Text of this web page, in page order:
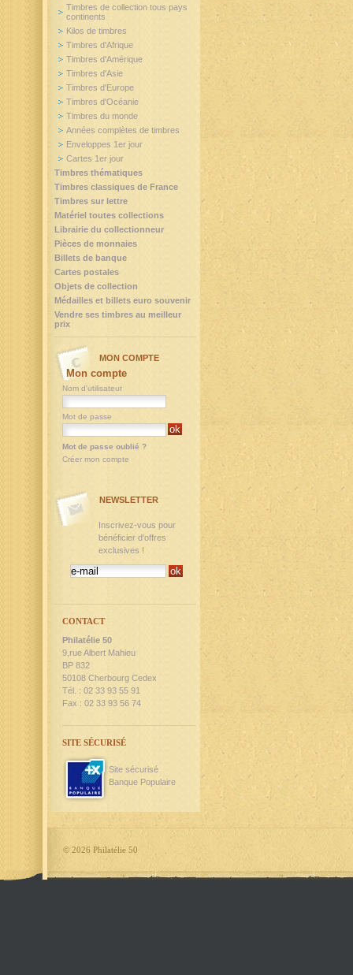
Timbres de collection tous pays
continents
Kilos de timbres
Timbres d'Afrique
Timbres d'Amérique
Timbres d'Asie
Timbres d'Europe
Timbres d'Océanie
Timbres du monde
Années complètes de timbres
Enveloppes 1er jour
Cartes 1er jour
Timbres thématiques
Timbres classiques de France
Timbres sur lettre
Matériel toutes collections
Librairie du collectionneur
Pièces de monnaies
Billets de banque
Cartes postales
Objets de collection
Médailles et billets euro souvenir
Vendre ses timbres au meilleur
prix
MON COMPTE
Mon compte
Nom d'utilisateur
Mot de passe
Mot de passe oublié ?
Créer mon compte
NEWSLETTER
Inscrivez-vous pour
bénéficier d'offres
exclusives !
CONTACT
Philatélie 50
9,rue Albert Mahieu
BP 832
50108 Cherbourg Cedex
Tél. : 02 33 93 55 91
Fax : 02 33 93 56 74
SITE SÉCURISÉ
Site sécurisé
Banque Populaire
© 2026 Philatélie 50